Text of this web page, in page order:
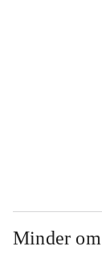
Minder om